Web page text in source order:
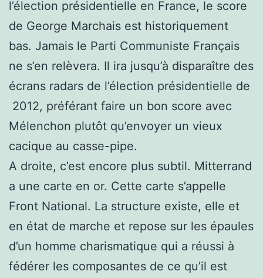
l’élection présidentielle en France, le score
de George Marchais est historiquement
bas. Jamais le Parti Communiste Français
ne s’en relèvera. Il ira jusqu’à disparaître des
écrans radars de l’élection présidentielle de
2012, préférant faire un bon score avec
Mélenchon plutôt qu’envoyer un vieux
cacique au casse-pipe.
A droite, c’est encore plus subtil. Mitterrand
a une carte en or. Cette carte s’appelle
Front National. La structure existe, elle et
en état de marche et repose sur les épaules
d’un homme charismatique qui a réussi à
fédérer les composantes de ce qu’il est